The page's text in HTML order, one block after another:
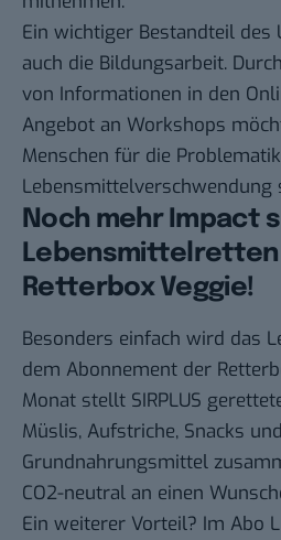
Ein wichtiger Bestandteil des
auch die Bildungsarbeit.
von Informationen in den
Angebot an Workshops
Menschen für die
Lebensmittelverschwendung
Noch mehr Impact
Lebensmittelretten
Retterbox Veggie!
Besonders einfach wird das
dem Abonnement der
Monat stellt SIRPLUS
Müslis, Aufstriche, Snacks und
Grundnahrungsmittel
CO2-neutral an einen
Ein weiterer Vorteil? Im Abo